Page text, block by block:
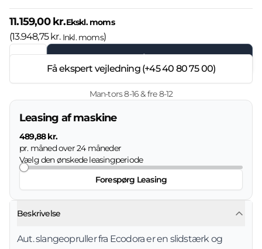
11.159,00 kr.Ekskl. moms
(13.948,75 kr. Inkl. moms)
Læg i kurven
Få ekspert vejledning (+45 40 80 75 00)
Man-tors 8-16 & fre 8-12
Leasing af maskine
489,88 kr.
pr. måned over24måneder
Vælg den ønskede leasingperiode
Forespørg Leasing
Beskrivelse
Aut. slangeopruller fra Ecodora er en slidstærk og